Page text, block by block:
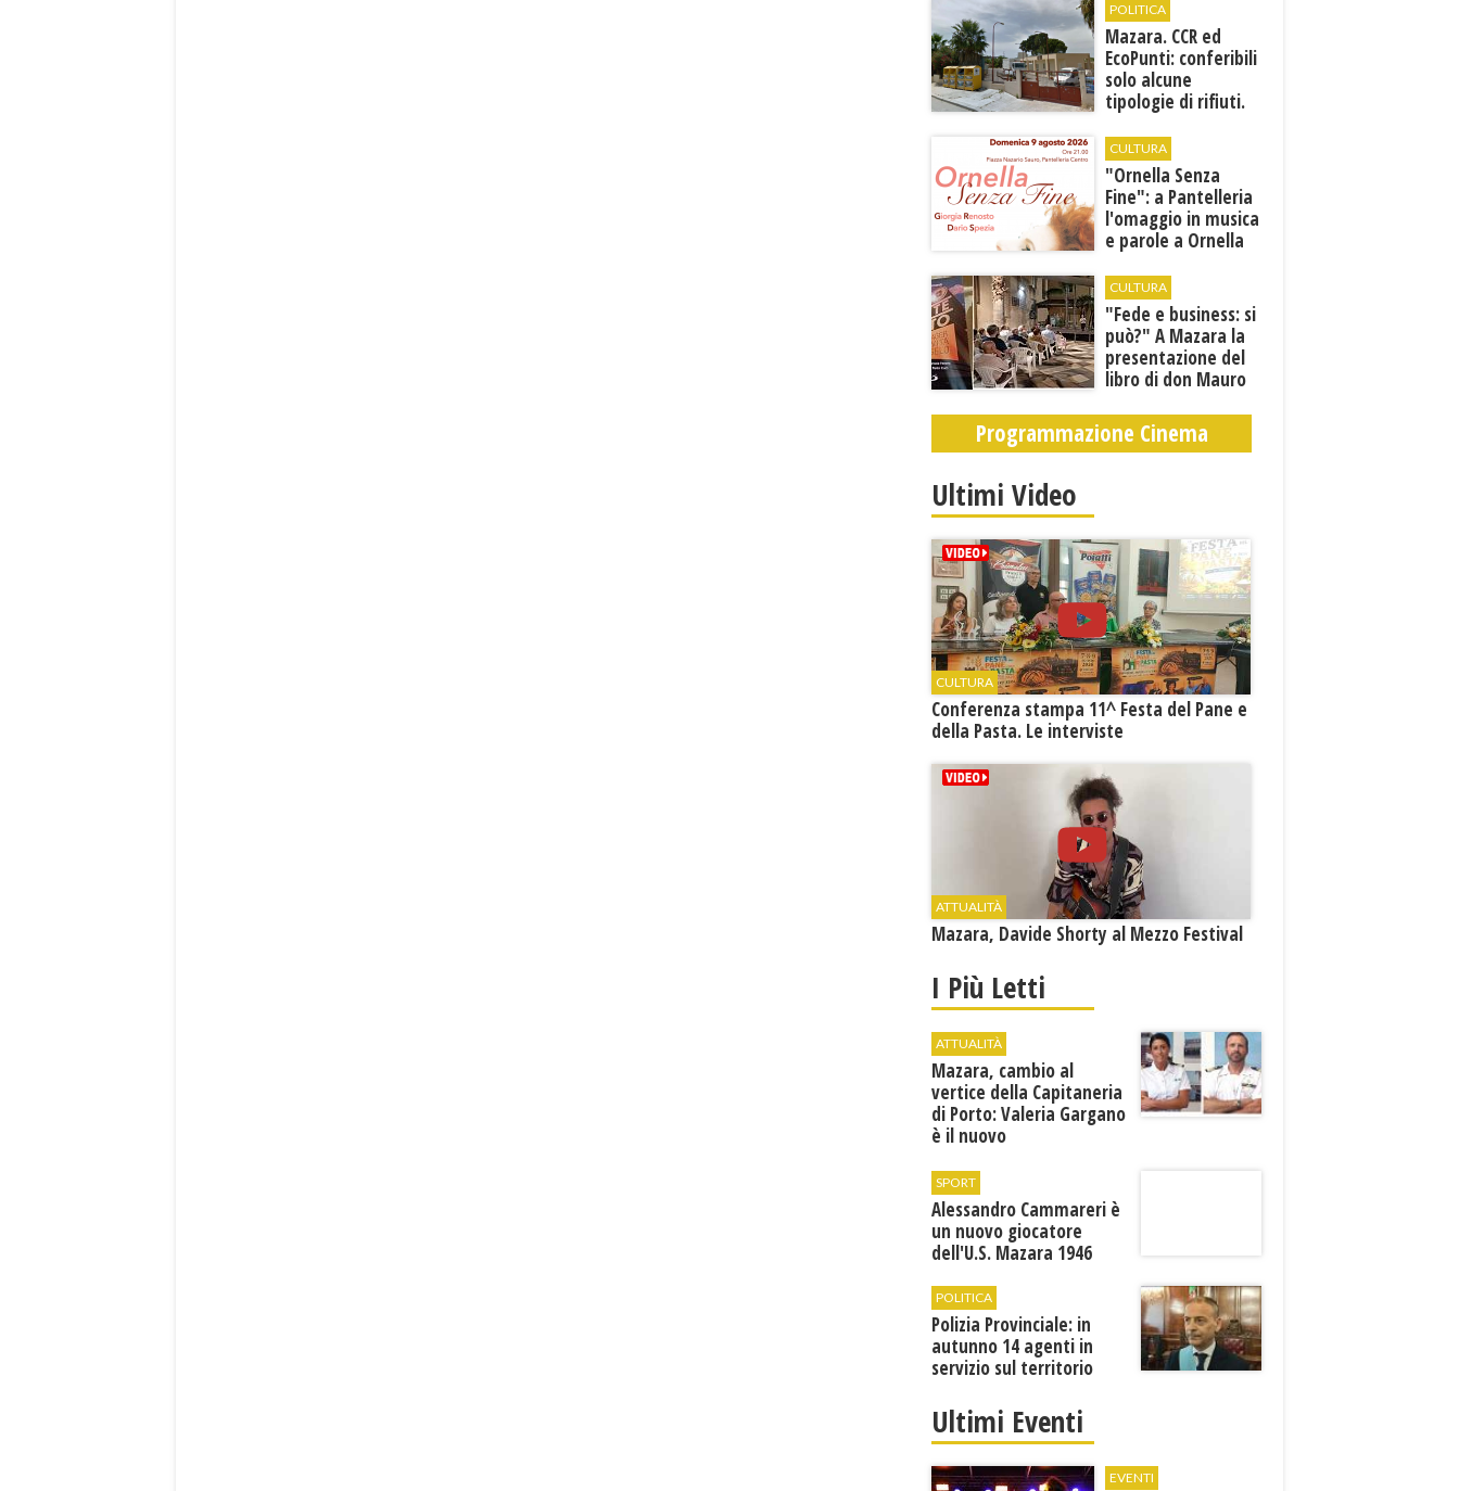
POLITICA
Mazara. CCR ed
EcoPunti: conferibili
solo alcune
tipologie di rifiuti.
orari estivi
CULTURA
​"Ornella Senza
Fine": a Pantelleria
l'omaggio in musica
e parole a Ornella
CULTURA
"Fede e business: si
può?" A Mazara la
presentazione del
libro di don Mauro
volte tanto”
Programmazione Cinema
Ultimi Video
CULTURA
Conferenza stampa 11^ Festa del Pane e
della Pasta. Le interviste
ATTUALITÀ
Mazara, Davide Shorty al Mezzo Festival
I Più Letti
ATTUALITÀ
Mazara, cambio al
vertice della Capitaneria
di Porto: Valeria Gargano
è il nuovo
SPORT
Alessandro Cammareri è
un nuovo giocatore
dell'U.S. Mazara 1946
POLITICA
Polizia Provinciale: in
autunno 14 agenti in
servizio sul territorio
Ultimi Eventi
EVENTI